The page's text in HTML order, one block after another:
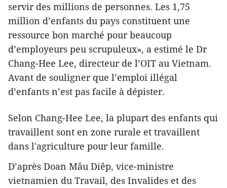
servir des millions de personnes. Les 1,75
million d’enfants du pays constituent une
ressource bon marché pour beaucoup
d’employeurs peu scrupuleux», a estimé le Dr
Chang-Hee Lee, directeur de l’OIT au Vietnam.
Avant de souligner que l’emploi illégal
d’enfants n’est pas facile à dépister.
Selon Chang-Hee Lee, la plupart des enfants qui
travaillent sont en zone rurale et travaillent
dans l'agriculture pour leur famille.
D’après Doan Mâu Diêp, vice-ministre
vietnamien du Travail, des Invalides et des